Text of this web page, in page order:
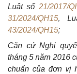
Luật số 21/2017/
31/2024/QH15,
43/2024/QH15;
Căn cứ Nghị
tháng 5 năm 2016
chuẩn của đơn vị